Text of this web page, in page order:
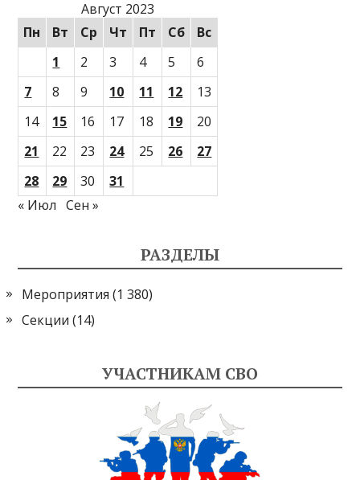
Август 2023
Пн
Вт Ср Чт Пт Сб
Вс
1
2 3 4 5
6
7
8 9 10 11 12
13
14
15 16 17 18 19
20
21
22 23 24 25 26
27
28
29 30
31
« Июл
Сен »
РАЗДЕЛЫ
Мероприятия (1 380)
Секции (14)
УЧАСТНИКАМ СВО